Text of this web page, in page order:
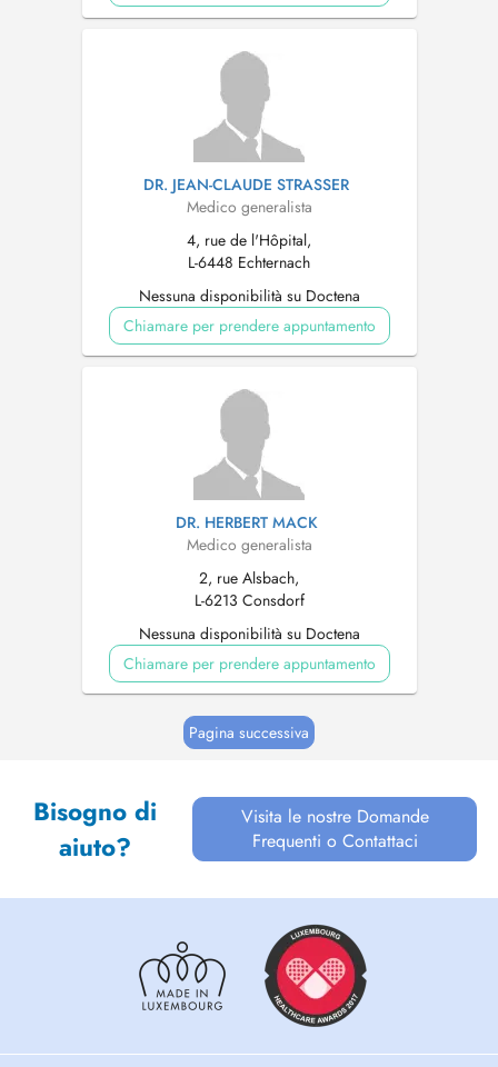
DR. JEAN-CLAUDE STRASSER
Medico generalista
4, rue de l'Hôpital,
L-6448 Echternach
Nessuna disponibilità su Doctena
Chiamare per prendere appuntamento
DR. HERBERT MACK
Medico generalista
2, rue Alsbach,
L-6213 Consdorf
Nessuna disponibilità su Doctena
Chiamare per prendere appuntamento
Pagina successiva
Bisogno di
aiuto?
Visita le nostre Domande
Frequenti o Contattaci